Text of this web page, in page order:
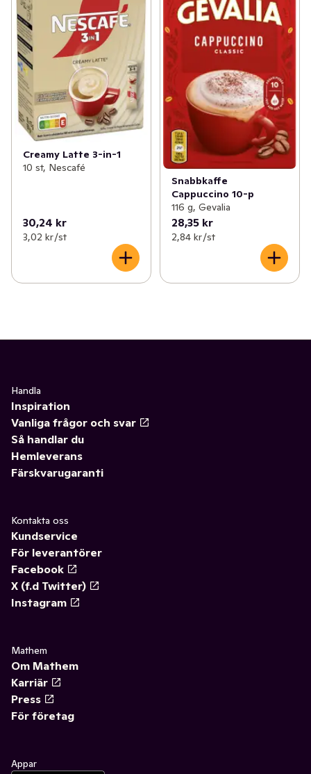
Creamy Latte 3-in-1
10 st, Nescafé
30,24 kr
3,02 kr /st
Snabbkaffe
Cappuccino 10-p
116 g, Gevalia
28,35 kr
2,84 kr /st
Handla
Inspiration
Vanliga frågor och svar
Så handlar du
Hemleverans
Färskvarugaranti
Kontakta oss
Kundservice
För leverantörer
Facebook
X (f.d Twitter)
Instagram
Mathem
Om Mathem
Karriär
Press
För företag
Appar